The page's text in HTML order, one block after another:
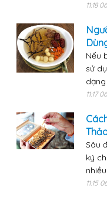
11:18
Nếu
sử
11:17
Sâu
ký
11:15